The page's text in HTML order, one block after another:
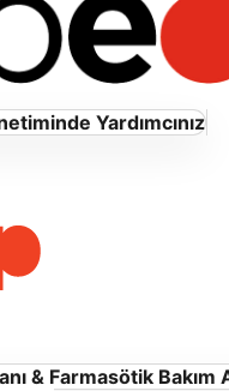
Yardımcınız
& Farmasötik Bakım